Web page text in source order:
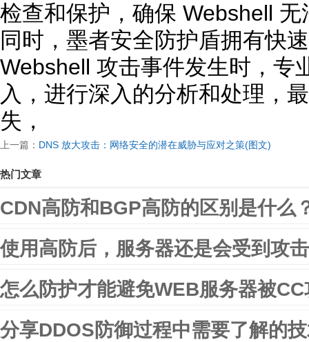
检查和保护，确保 Webshell
同时，墨者安全防护盾拥有快
Webshell 攻击事件发生时，专
入，进行深入的分析和处理，
失，
上一篇： DNS 放大攻击：网络安全的潜在威胁与应对之策(图文)
热门文章
CDN高防和BGP高防的区别是什么
使用高防后，服务器还是会受到攻
怎么防护才能避免WEB服务器被
分享DDOS防御过程中需要了解的